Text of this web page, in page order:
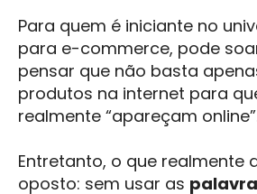
Para quem é iniciante no
para e-commerce, pode
pensar que não basta
produtos na internet para
realmente “apareçam
Entretanto, o que realmente
oposto: sem usar as